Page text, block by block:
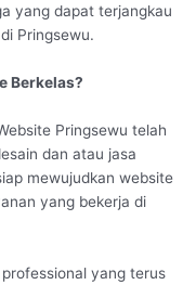
yang dapat terjangkau
Pringsewu.
Berkelas?
Pringsewu telah
dan atau jasa
mewujudkan website
yang bekerja di
yang terus